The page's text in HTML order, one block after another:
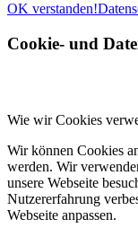
OK verstanden!
Cookie- und
Wie wir Cookies
Wir können Cookies
werden. Wir
unsere Webseite
Nutzererfahrung
Webseite anpassen.